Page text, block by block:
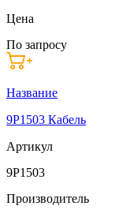
Цена
По запросу
Название
9P1503 Кабель
Артикул
9P1503
Производитель